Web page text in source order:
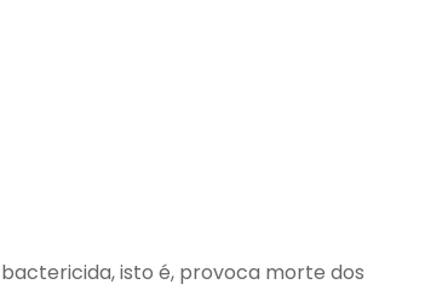
isto é, provoca morte dos